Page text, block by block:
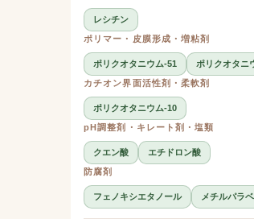
レシチン
ポリマー・皮膜形成・増粘剤
ポリクオタニウム-51
ポリクオタニ
カチオン界面活性剤・柔軟剤
ポリクオタニウム-10
pH調整剤・キレート剤・塩類
クエン酸
エチドロン酸
防腐剤
フェノキシエタノール メチルパラ